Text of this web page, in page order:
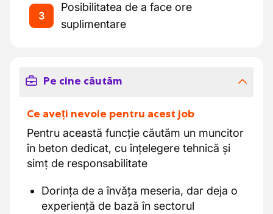
3
Posibilitatea de a face ore
suplimentare
Pe cine căutăm
Ce aveți nevoie pentru acest job
Pentru această funcție căutăm un muncitor
în beton dedicat, cu înțelegere tehnică și
simț de responsabilitate
Dorința de a învăța meseria, dar deja o
experiență de bază în sectorul